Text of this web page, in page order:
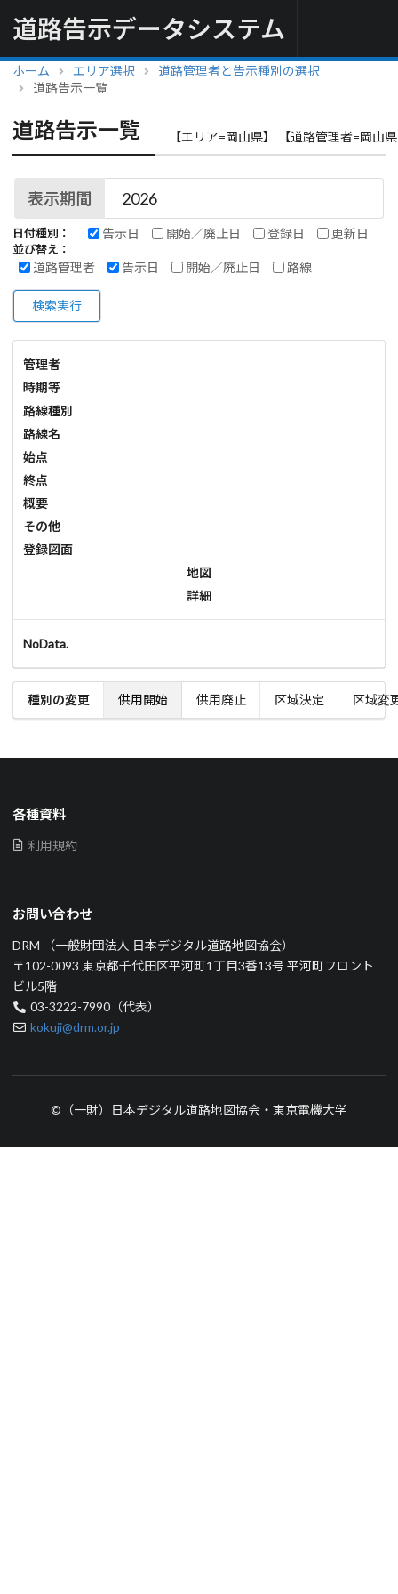
道路告示データシステム
ホーム エリア選択
道路管理者と告示種別の選択
道路告示一覧
道路告示一覧 【エリア=岡山県】 【道路管理者=岡山
表示期間
日付種別： 告示日 開始／廃止日 登録日 更新日
並び替え：
道路管理者 告示日 開始／廃止日 路線
検索実行
管理者
時期等
路線種別
路線名
始点
終点
概要
その他
登録図面
地図
詳細
NoData.
種別の変更 供用開始 供用廃止 区域決定 区域変
各種資料
利用規約
お問い合わせ
DRM （一般財団法人 日本デジタル道路地図協会）
〒102-0093 東京都千代田区平河町1丁目3番13号 平河町フロント
ビル5階
03-3222-7990（代表）
kokuji@drm.or.jp
©（一財）日本デジタル道路地図協会・東京電機大学